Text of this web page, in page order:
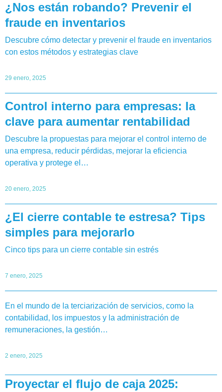
¿Nos están robando? Prevenir el
fraude en inventarios
Descubre cómo detectar y prevenir el fraude en inventarios
con estos métodos y estrategias clave
29 enero, 2025
Control interno para empresas: la
clave para aumentar rentabilidad
Descubre la propuestas para mejorar el control interno de
una empresa, reducir pérdidas, mejorar la eficiencia
operativa y protege el…
20 enero, 2025
¿El cierre contable te estresa? Tips
simples para mejorarlo
Cinco tips para un cierre contable sin estrés
7 enero, 2025
En el mundo de la terciarización de servicios, como la
contabilidad, los impuestos y la administración de
remuneraciones, la gestión…
2 enero, 2025
Proyectar el flujo de caja 2025: